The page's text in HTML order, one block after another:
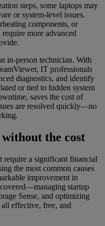
steps, some laptops may
or system-level issues.
components, or
more advanced
in-person technician. With
IT professionals
diagnostics, and identify
or tied to hidden system
saves the cost of
are resolved quickly—no
the cost
require a significant financial
the most common causes
improvement in
startup
Sense, and optimizing
effective, free, and